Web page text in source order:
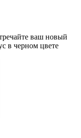
ваш новый
в черном цвете